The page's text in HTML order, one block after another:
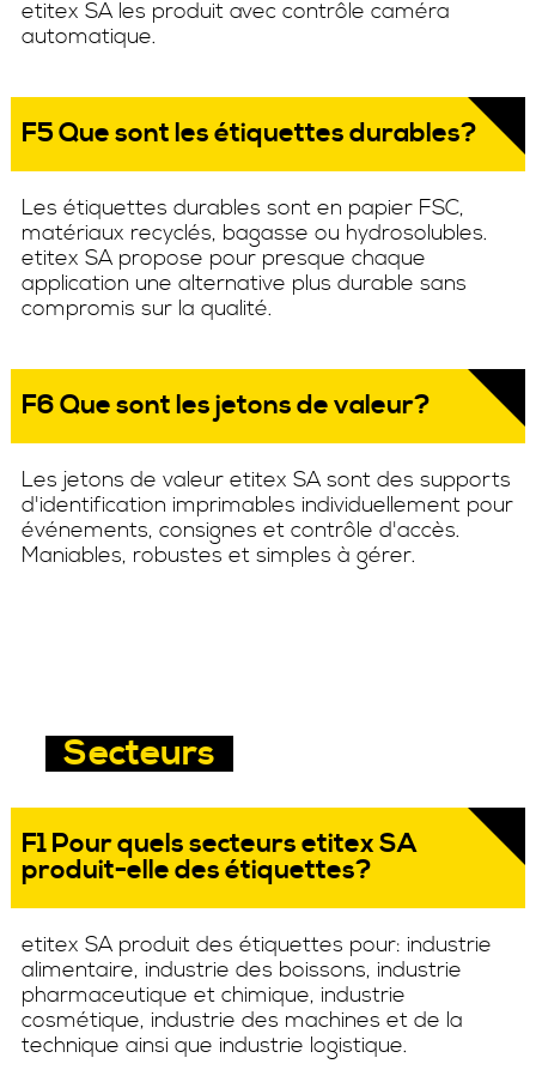
etitex SA les produit avec contrôle caméra
automatique.
F5 Que sont les étiquettes durables?
Les étiquettes durables sont en papier FSC,
matériaux recyclés, bagasse ou hydrosolubles.
etitex SA propose pour presque chaque
application une alternative plus durable sans
compromis sur la qualité.
F6 Que sont les jetons de valeur?
Les jetons de valeur etitex SA sont des supports
d'identification imprimables individuellement pour
événements, consignes et contrôle d'accès.
Maniables, robustes et simples à gérer.
Secteurs
F1 Pour quels secteurs etitex SA
produit-elle des étiquettes?
etitex SA produit des étiquettes pour: industrie
alimentaire, industrie des boissons, industrie
pharmaceutique et chimique, industrie
cosmétique, industrie des machines et de la
technique ainsi que industrie logistique.